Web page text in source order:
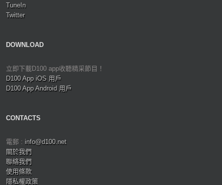
TuneIn
Twitter
DOWNLOAD
立即下載D100 app收聽精采節目！
D100 App iOS 用戶
D100 App Android 用戶
CONTACTS
電郵 : info@d100.net
關於我們
聯絡我們
使用條款
隱私權政策